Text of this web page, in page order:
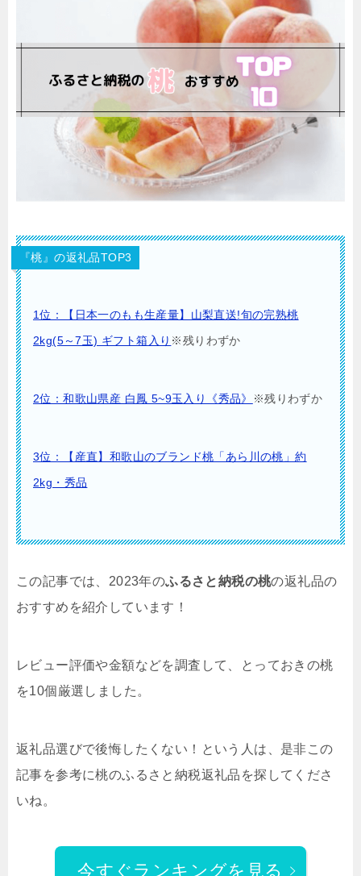
『桃』の返礼品TOP3
1位：【日本一のもも生産量】山梨直送!旬の完熟桃
2kg(5～7玉) ギフト箱入り ※残りわずか
2位：和歌山県産 白鳳 5~9玉入り《秀品》 ※残りわずか
3位：【産直】和歌山のブランド桃「あら川の桃」約
2kg・秀品
この記事では、2023年のふるさと納税の桃の返礼品の
おすすめを紹介しています！
レビュー評価や金額などを調査して、とっておきの桃
を10個厳選しました。
返礼品選びで後悔したくない！という人は、是非この
記事を参考に桃のふるさと納税返礼品を探してくださ
いね。
今すぐランキングを見る